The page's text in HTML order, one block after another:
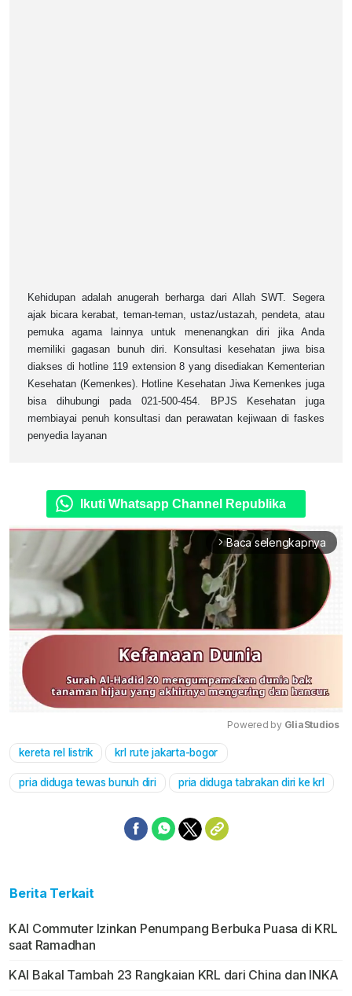
Kehidupan adalah anugerah berharga dari Allah SWT. Segera
ajak bicara kerabat, teman-teman, ustaz/ustazah, pendeta, atau
pemuka agama lainnya untuk menenangkan diri jika Anda
memiliki gagasan bunuh diri. Konsultasi kesehatan jiwa bisa
diakses di hotline 119 extension 8 yang disediakan Kementerian
Kesehatan (Kemenkes). Hotline Kesehatan Jiwa Kemenkes juga
bisa dihubungi pada 021-500-454. BPJS Kesehatan juga
membiayai penuh konsultasi dan perawatan kejiwaan di faskes
penyedia layanan
Ikuti Whatsapp Channel Republika
arrow_forward_ios Baca selengkapnya
Powered by GliaStudios
kereta rel listrik krl rute jakarta-bogor
pria diduga tewas bunuh diri pria diduga tabrakan diri ke krl
Berita Terkait
KAI Commuter Izinkan Penumpang Berbuka Puasa di KRL
saat Ramadhan
KAI Bakal Tambah 23 Rangkaian KRL dari China dan INKA